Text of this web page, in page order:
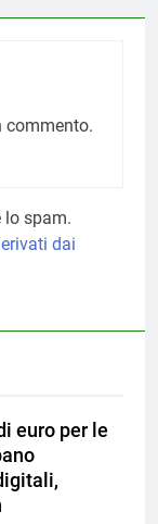
commento.
lo spam.
dai
euro per le